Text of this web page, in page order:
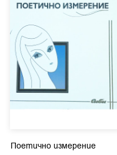
Поетично измерение